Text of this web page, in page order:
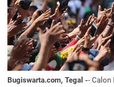
Bugiswarta.com, Tegal -- Calon